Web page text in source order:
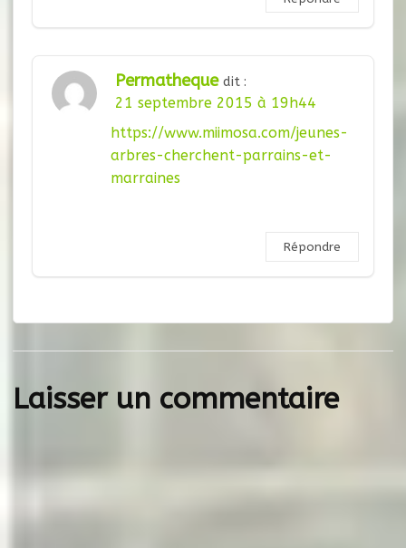
Permatheque dit :
21 septembre 2015 à 19h44
https://www.miimosa.com/jeunes-
arbres-cherchent-parrains-et-
marraines
Répondre
Laisser un commentaire